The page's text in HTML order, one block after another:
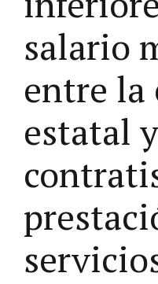
salario
entre la
estatal